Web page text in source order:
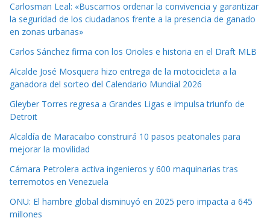
Carlosman Leal: «Buscamos ordenar la convivencia y garantizar
la seguridad de los ciudadanos frente a la presencia de ganado
en zonas urbanas»
Carlos Sánchez firma con los Orioles e historia en el Draft MLB
Alcalde José Mosquera hizo entrega de la motocicleta a la
ganadora del sorteo del Calendario Mundial 2026
Gleyber Torres regresa a Grandes Ligas e impulsa triunfo de
Detroit
Alcaldía de Maracaibo construirá 10 pasos peatonales para
mejorar la movilidad
Cámara Petrolera activa ingenieros y 600 maquinarias tras
terremotos en Venezuela
ONU: El hambre global disminuyó en 2025 pero impacta a 645
millones